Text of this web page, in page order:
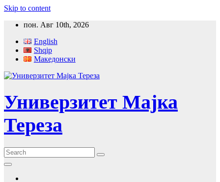
Skip to content
пон. Авг 10th, 2026
English
Shqip
Македонски
Универзитет Мајка
Тереза